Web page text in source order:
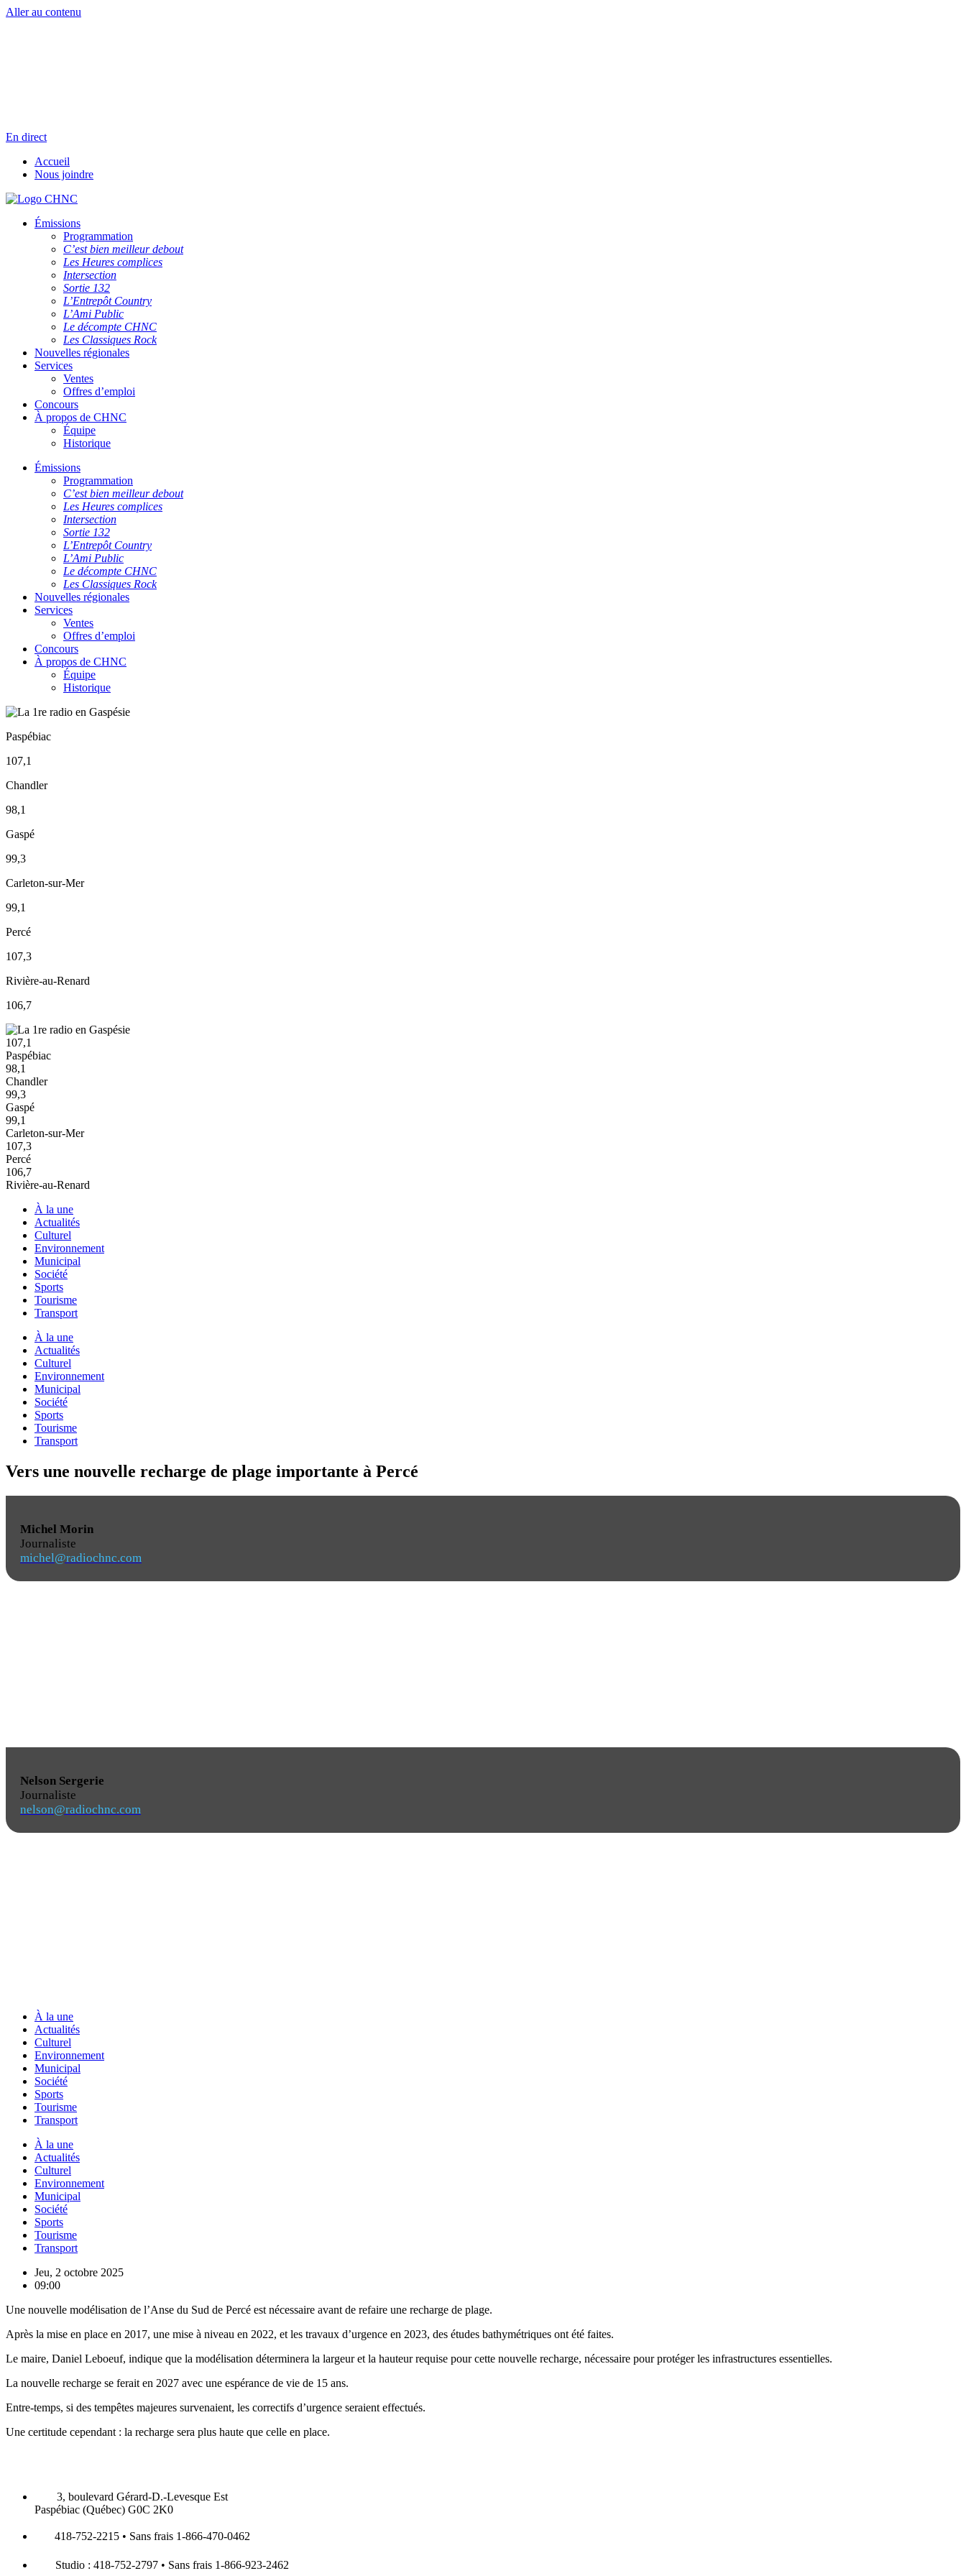
Aller au contenu
En direct
Accueil
Nous joindre
Émissions
Programmation
C’est bien meilleur debout
Les Heures complices
Intersection
Sortie 132
L’Entrepôt Country
L’Ami Public
Le décompte CHNC
Les Classiques Rock
Nouvelles régionales
Services
Ventes
Offres d’emploi
Concours
À propos de CHNC
Équipe
Historique
Émissions
Programmation
C’est bien meilleur debout
Les Heures complices
Intersection
Sortie 132
L’Entrepôt Country
L’Ami Public
Le décompte CHNC
Les Classiques Rock
Nouvelles régionales
Services
Ventes
Offres d’emploi
Concours
À propos de CHNC
Équipe
Historique
Paspébiac
107,1
Chandler
98,1
Gaspé
99,3
Carleton-sur-Mer
99,1
Percé
107,3
Rivière-au-Renard
106,7
107,1
Paspébiac
98,1
Chandler
99,3
Gaspé
99,1
Carleton-sur-Mer
107,3
Percé
106,7
Rivière-au-Renard
À la une
Actualités
Culturel
Environnement
Municipal
Société
Sports
Tourisme
Transport
À la une
Actualités
Culturel
Environnement
Municipal
Société
Sports
Tourisme
Transport
Vers une nouvelle recharge de plage importante à Percé
Michel Morin
Journaliste
michel@radiochnc.com
Nelson Sergerie
Journaliste
nelson@radiochnc.com
À la une
Actualités
Culturel
Environnement
Municipal
Société
Sports
Tourisme
Transport
À la une
Actualités
Culturel
Environnement
Municipal
Société
Sports
Tourisme
Transport
Jeu, 2 octobre 2025
09:00
Une nouvelle modélisation de l’Anse du Sud de Percé est nécessaire avant de refaire une recharge de plage.
Après la mise en place en 2017, une mise à niveau en 2022, et les travaux d’urgence en 2023, des études bathymétriques ont été faites.
Le maire, Daniel Leboeuf, indique que la modélisation déterminera la largeur et la hauteur requise pour cette nouvelle recharge, nécessaire pour protéger les infrastructures essentielles.
La nouvelle recharge se ferait en 2027 avec une espérance de vie de 15 ans.
Entre-temps, si des tempêtes majeures survenaient, les correctifs d’urgence seraient effectués.
Une certitude cependant : la recharge sera plus haute que celle en place.
3, boulevard Gérard-D.-Levesque Est
Paspébiac (Québec) G0C 2K0
418-752-2215 • Sans frais 1-866-470-0462
Studio : 418-752-2797 • Sans frais 1-866-923-2462